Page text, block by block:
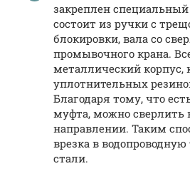
закреплен
состоит из ручки с
блокировки, вала со
промывочного крана.
металлический
уплотнительных
Благодаря тому, что
муфта, можно сверлить
направлении. Таким
врезка в
стали.